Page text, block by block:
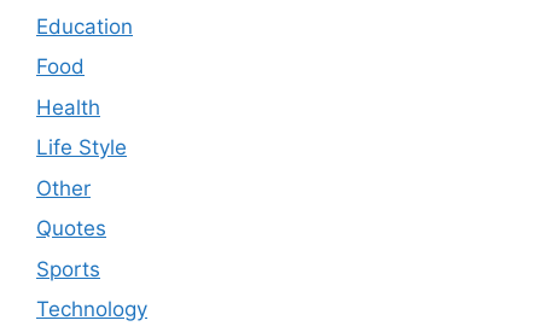
Education
Food
Health
Life Style
Other
Quotes
Sports
Technology